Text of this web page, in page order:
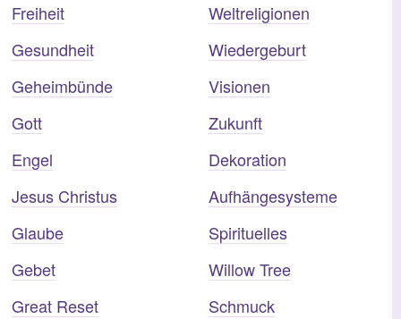
Freiheit
Gesundheit
Geheimbünde
Gott
Engel
Jesus Christus
Glaube
Gebet
Great Reset
Weltreligionen
Wiedergeburt
Visionen
Zukunft
Dekoration
Aufhängesysteme
Spirituelles
Willow Tree
Schmuck